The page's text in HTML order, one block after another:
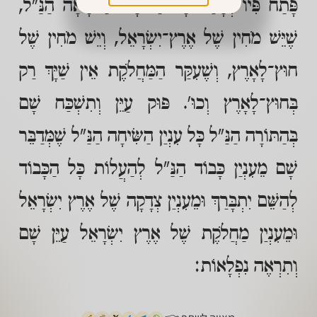
פָּתַח פִּיו וְאָמַר כָּל הַתּוֹרָה הַנּוֹרָאָה הַנַּ"ל,
שֶׁיֵּשׁ מֹחִין שֶׁל אֶרֶץ־יִשְׂרָאֵל, וְיֵשׁ מֹחִין שֶׁל
חוּץ־לָאָרֶץ, וְשֶׁעִקַּר הַמַּחֲלֹקֶת אֵין שַׁיָּךְ רַק
בְּחוּץ־לָאָרֶץ וְכוּ'. פּוּק עַיֵּן וְתִשְׁכַּח שָׁם
בְּהַתּוֹרָה הַנַּ"ל כָּל עִנְיַן הַשִּׂיחָה הַנַּ"ל שֶׁמְּדַבֵּר
שָׁם מֵעִנְיַן כָּבוֹד הַנַּ"ל לְהַעֲלוֹת כָּל הַכָּבוֹד
לְהַשֵּׁם יִתְבָּרַךְ וּמֵעִנְיַן צְדָקָה שֶׁל אֶרֶץ יִשְׂרָאֵל
וּמֵעִנְיַן מַחֲלֹקֶת שֶׁל אֶרֶץ יִשְׂרָאֵל עַיֵּן שָׁם
וְתִרְאֶה נִפְלָאוֹת: